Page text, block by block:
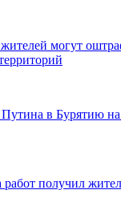
могут
в Бурятию
получил